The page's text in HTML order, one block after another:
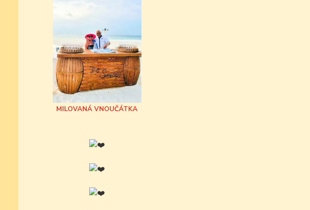
MILOVANÁ VNOUČÁTKA